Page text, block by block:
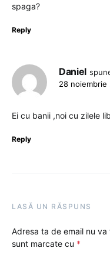
spaga?
Reply
Daniel
28 noiembrie
Ei cu banii ,noi cu zilele
Reply
LASĂ UN RĂSPUNS
Adresa ta de email nu
sunt marcate cu *